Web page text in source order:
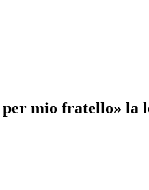
mio fratello» la